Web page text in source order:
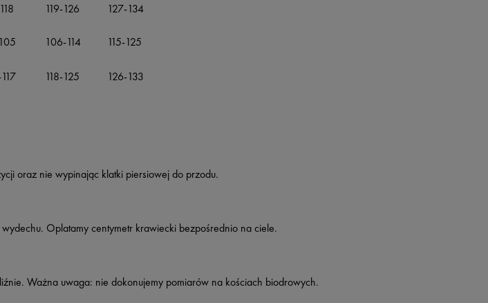
119-126 127-134
106-114 115-125
118-125 126-133
oraz nie wypinając klatki piersiowej do przodu.
Oplatamy centymetr krawiecki bezpośrednio na ciele.
Ważna uwaga: nie dokonujemy pomiarów na kościach biodrowych.